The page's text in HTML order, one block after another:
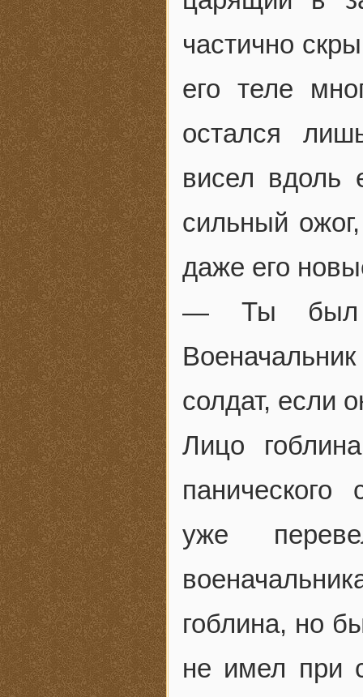
частично
его теле
остался
висел
сильный
даже его
— Ты был
солдат, если
Лицо
панического
уже
гоблина, но
не имел при